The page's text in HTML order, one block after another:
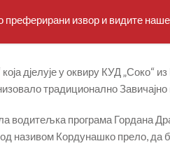
извор и видите наше
дјелује у оквиру КУД „Соко“
традиционално
водитељка програма Гордана
називом Кордунашко прело, да